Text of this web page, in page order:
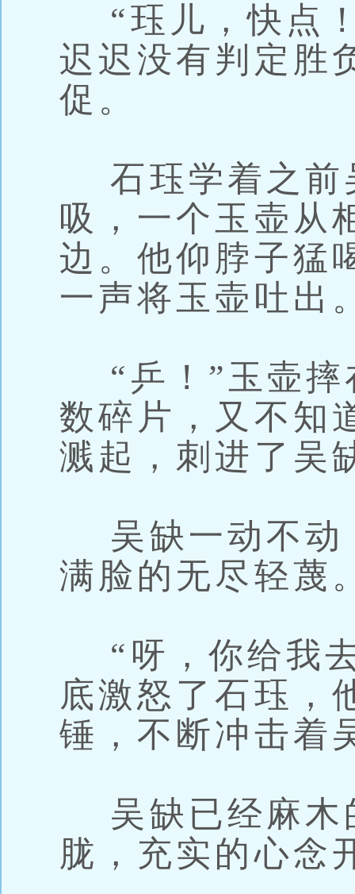
“珏儿，快点
迟迟没有判定胜
促。
石珏学着之前
吸，一个玉壶从
边。他仰脖子猛
一声将玉壶吐出
“乒！”玉壶摔
数碎片，又不知
溅起，刺进了吴
吴缺一动不动
满脸的无尽轻蔑
“呀，你给我
底激怒了石珏，
锤，不断冲击着
吴缺已经麻木
胧，充实的心念